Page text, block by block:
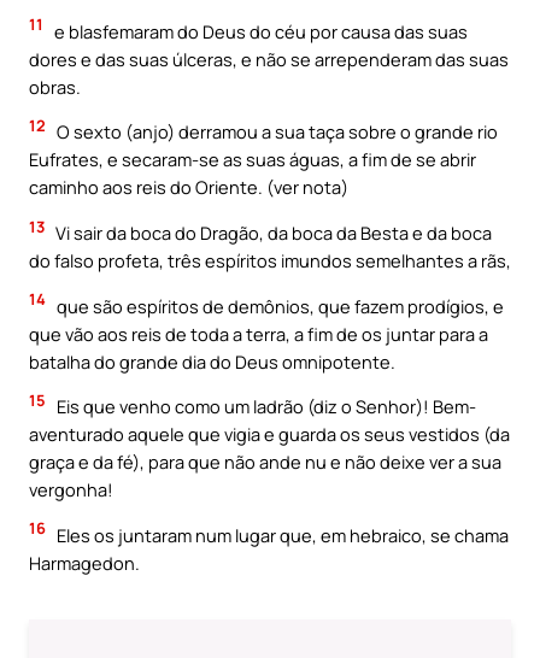
11
e blasfemaram do Deus do céu por causa das suas
dores e das suas úlceras, e não se arrependeram das suas
obras.
12 O sexto (anjo) derramou a sua taça sobre o grande rio
Eufrates, e secaram-se as suas águas, a fim de se abrir
caminho aos reis do Oriente. (ver nota)
13 Vi sair da boca do Dragão, da boca da Besta e da boca
do falso profeta, três espíritos imundos semelhantes a rãs,
14 que são espíritos de demônios, que fazem prodígios, e
que vão aos reis de toda a terra, a fim de os juntar para a
batalha do grande dia do Deus omnipotente.
15
Eis que venho como um ladrão (diz o Senhor)! Bem-
aventurado aquele que vigia e guarda os seus vestidos (da
graça e da fé), para que não ande nu e não deixe ver a sua
vergonha!
16 Eles os juntaram num lugar que, em hebraico, se chama
Harmagedon.